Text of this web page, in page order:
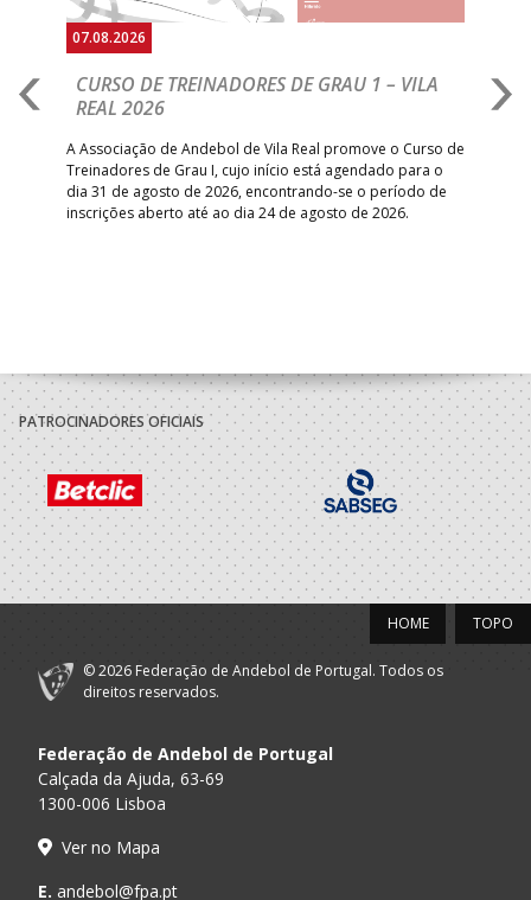
07.08.2026
CURSO DE TREINADORES DE GRAU 1 – VILA
REAL 2026
A Associação de Andebol de Vila Real promove o Curso de
Treinadores de Grau I, cujo início está agendado para o
dia 31 de agosto de 2026, encontrando-se o período de
inscrições aberto até ao dia 24 de agosto de 2026.
PATROCINADORES OFICIAIS
TOPO
HOME
© 2026 Federação de Andebol de Portugal. Todos os
direitos reservados.
Federação de Andebol de Portugal
Calçada da Ajuda, 63-69
1300-006 Lisboa
Ver no Mapa
E. andebol@fpa.pt